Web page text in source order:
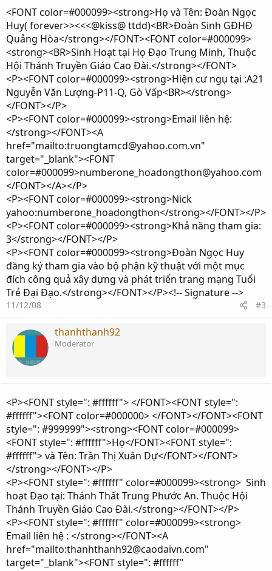
<FONT color=#000099><strong>Họ và Tên: Đoàn Ngọc
Huy( forever>><<<@kiss@ ttdd)<BR>Đoàn Sinh GĐHĐ
Quảng Hòa</strong></FONT><FONT color=#000099>
<strong><BR>Sinh Hoạt tại Họ Đạo Trung Minh, Thuộc
Hội Thánh Truyền Giáo Cao Đài.</strong></FONT>
<P><FONT color=#000099><strong>Hiện cư ngụ tại :A21
Nguyễn Văn Lượng-P11-Q, Gò Vấp<BR></strong>
</FONT></P>
<P><FONT color=#000099><strong>Email liên hệ:
</strong></FONT><A
href="mailto:truongtamcd@yahoo.com.vn"
target="_blank"><FONT
color=#000099>numberone_hoadongthon@yahoo.com
</FONT></A></P>
<P><FONT color=#000099><strong>Nick
yahoo:numberone_hoadongthon</strong></FONT></P>
<P><FONT color=#000099><strong>Khả năng tham gia:
3</strong></FONT></P>
<P><FONT color=#000099><strong>Đoàn Ngọc Huy
đăng ký tham gia vào bộ phận kỹ thuật với một mục
đích công quả xây dựng và phát triển trang mạng Tuổi
Trẻ Đại Đạo.</strong></FONT></P><!-- Signature -->
11/12/08 #3
thanhthanh92
Moderator
<P><FONT style=": #ffffff"> </FONT><FONT style=":
#ffffff"><FONT color=#000000> </FONT></FONT><FONT
style=": #999999"><strong><FONT color=#000099>
<FONT style=": #ffffff">Họ</FONT><FONT style=":
#ffffff"> và Tên: Trần Thị Xuân Dự</FONT></FONT>
</strong></FONT></P>
<P><FONT style=": #ffffff" color=#000099><strong> Sinh
hoạt Đạo tại: Thánh Thất Trung Phước An. Thuộc Hội
Thánh Truyền Giáo Cao Đài.</strong></FONT></P>
<P><FONT style=": #ffffff" color=#000099><strong>
Email liên hệ : </strong></FONT><A
href="mailto:thanhthanh92@caodaivn.com"
target="_blank"><FONT style=": #ffffff"